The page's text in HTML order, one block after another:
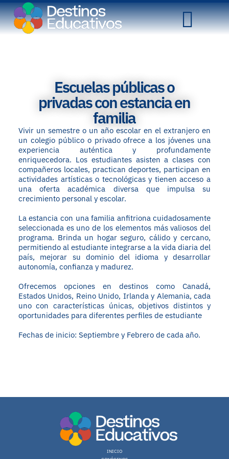
Escuelas públicas o
privadas con estancia en
familia
Vivir un semestre o un año escolar en el extranjero en
un colegio público o privado ofrece a los jóvenes una
experiencia auténtica y profundamente
enriquecedora. Los estudiantes asisten a clases con
compañeros locales, practican deportes, participan en
actividades artísticas o tecnológicas y tienen acceso a
una oferta académica diversa que impulsa su
crecimiento personal y escolar.
La estancia con una familia anfitriona cuidadosamente
seleccionada es uno de los elementos más valiosos del
programa. Brinda un hogar seguro, cálido y cercano,
permitiendo al estudiante integrarse a la vida diaria del
país, mejorar su dominio del idioma y desarrollar
autonomía, confianza y madurez.
Ofrecemos opciones en destinos como Canadá,
Estados Unidos, Reino Unido, Irlanda y Alemania, cada
uno con características únicas, objetivos distintos y
oportunidades para diferentes perfiles de estudiante
Fechas de inicio: Septiembre y Febrero de cada año.
INICIO